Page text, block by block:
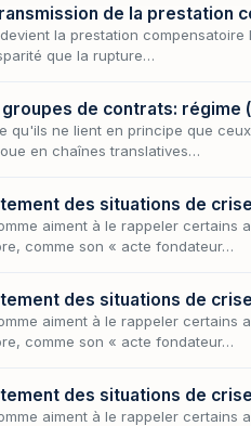
de la prestation
la prestation
que la rupture…
groupes de contrats: régime
qu'ils ne lient en principe que
en chaînes translatives…
des situations de
aiment à le rappeler certains
comme son « acte fondateur…
des situations de
aiment à le rappeler certains
comme son « acte fondateur…
des situations de
aiment à le rappeler certains